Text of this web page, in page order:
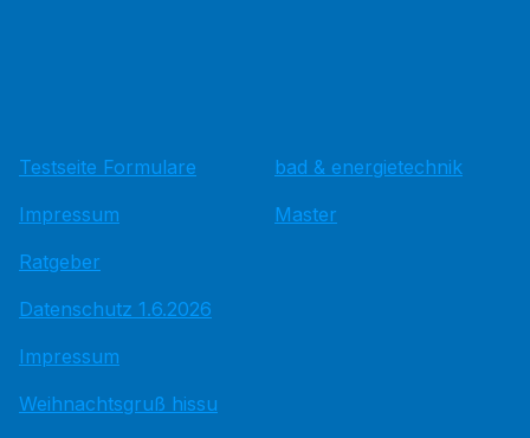
Testseite Formulare
Impressum
Ratgeber
Datenschutz 1.6.2026
Impressum
Weihnachtsgruß hissu
bad & energietechnik
Master